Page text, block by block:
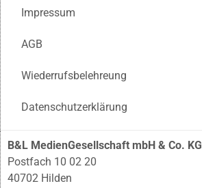
Impressum
AGB
Wiederrufsbelehreung
Datenschutzerklärung
B&L MedienGesellschaft mbH & Co. KG
Postfach 10 02 20
40702 Hilden